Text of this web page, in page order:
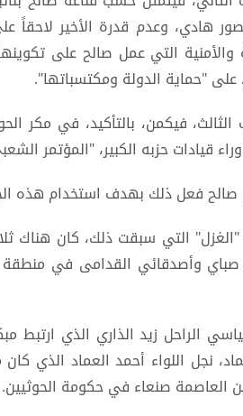
هادي، وعدم قدرة الأخير
والأمنية التي عمل صالح على
على "حماية الدولة ومكتسباتها".
الثالث، فيكمن، بالتأكيد، في مكر
قيادات حزبه الكبير، "المؤتمر
صالح فعل ذلك بهدف استخدام هذه
التي سبقت ذلك، كان هناك
صباي وأصدقائي القدامى في منطقة
الراحل زيد الذاري الذي ارتبط
نجل اللواء أحمد العماد الذي
العاصمة صنعاء في حكومة الحوثيين.